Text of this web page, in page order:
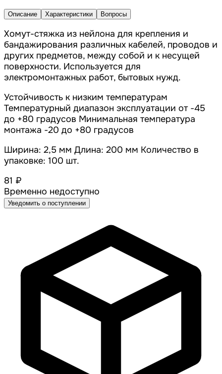
Описание Характеристики Вопросы
Хомут-стяжка из нейлона для крепления и
бандажирования различных кабелей, проводов и
других предметов, между собой и к несущей
поверхности. Используется для
электромонтажных работ, бытовых нужд.
Устойчивость к низким температурам
Температурный диапазон эксплуатации от -45
до +80 градусов Минимальная температура
монтажа -20 до +80 градусов
Ширина: 2,5 мм Длина: 200 мм Количество в
упаковке: 100 шт.
81 ₽
Временно недоступно
Уведомить о поступлении